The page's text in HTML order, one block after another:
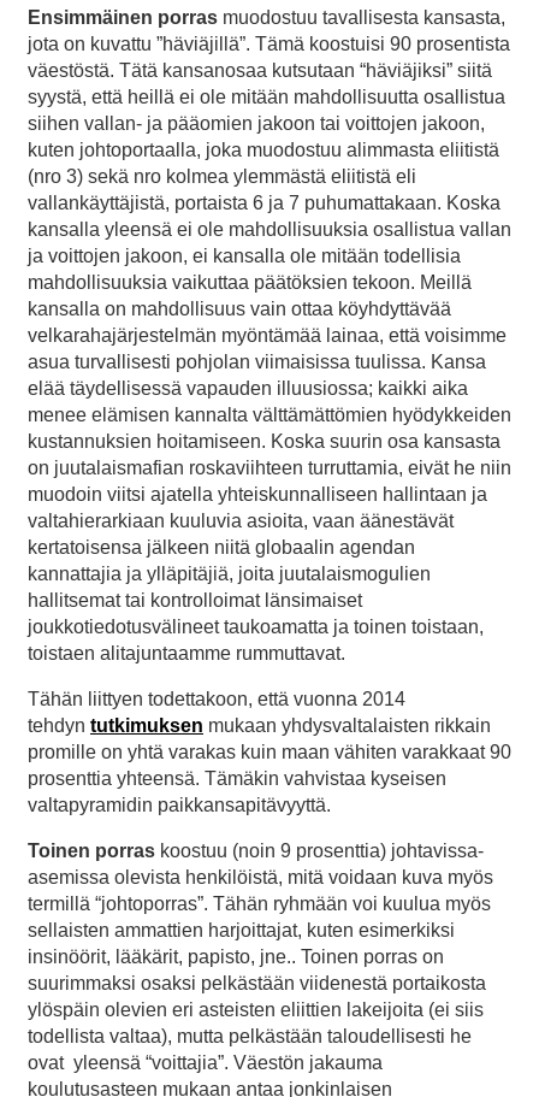
Ensimmäinen porras muodostuu tavallisesta kansasta,
jota on kuvattu ”häviäjillä”. Tämä koostuisi 90 prosentista
väestöstä. Tätä kansanosaa kutsutaan “häviäjiksi” siitä
syystä, että heillä ei ole mitään mahdollisuutta osallistua
siihen vallan- ja pääomien jakoon tai voittojen jakoon,
kuten johtoportaalla, joka muodostuu alimmasta eliitistä
(nro 3) sekä nro kolmea ylemmästä eliitistä eli
vallankäyttäjistä, portaista 6 ja 7 puhumattakaan. Koska
kansalla yleensä ei ole mahdollisuuksia osallistua vallan
ja voittojen jakoon, ei kansalla ole mitään todellisia
mahdollisuuksia vaikuttaa päätöksien tekoon. Meillä
kansalla on mahdollisuus vain ottaa köyhdyttävää
velkarahajärjestelmän myöntämää lainaa, että voisimme
asua turvallisesti pohjolan viimaisissa tuulissa. Kansa
elää täydellisessä vapauden illuusiossa; kaikki aika
menee elämisen kannalta välttämättömien hyödykkeiden
kustannuksien hoitamiseen. Koska suurin osa kansasta
on juutalaismafian roskaviihteen turruttamia, eivät he niin
muodoin viitsi ajatella yhteiskunnalliseen hallintaan ja
valtahierarkiaan kuuluvia asioita, vaan äänestävät
kertatoisensa jälkeen niitä globaalin agendan
kannattajia ja ylläpitäjiä, joita juutalaismogulien
hallitsemat tai kontrolloimat länsimaiset
joukkotiedotusvälineet taukoamatta ja toinen toistaan,
toistaen alitajuntaamme rummuttavat.
Tähän liittyen todettakoon, että vuonna 2014
tehdyn tutkimuksen mukaan yhdysvaltalaisten rikkain
promille on yhtä varakas kuin maan vähiten varakkaat 90
prosenttia yhteensä. Tämäkin vahvistaa kyseisen
valtapyramidin paikkansapitävyyttä.
Toinen porras koostuu (noin 9 prosenttia) johtavissa-
asemissa olevista henkilöistä, mitä voidaan kuva myös
termillä “johtoporras”. Tähän ryhmään voi kuulua myös
sellaisten ammattien harjoittajat, kuten esimerkiksi
insinöörit, lääkärit, papisto, jne.. Toinen porras on
suurimmaksi osaksi pelkästään viidenestä portaikosta
ylöspäin olevien eri asteisten eliittien lakeijoita (ei siis
todellista valtaa), mutta pelkästään taloudellisesti he
ovat yleensä “voittajia”. Väestön jakauma
koulutusasteen mukaan antaa jonkinlaisen